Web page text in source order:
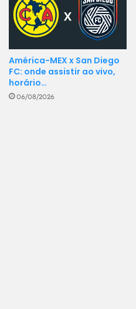
América-MEX x San Diego
FC: onde assistir ao vivo,
horário…
06/08/2026